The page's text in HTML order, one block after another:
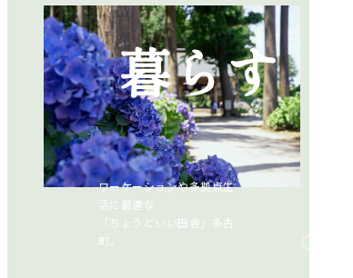
暮らす
ワーケーションや多拠点生
活に最適な
「ちょうどいい田舎」多古
町。